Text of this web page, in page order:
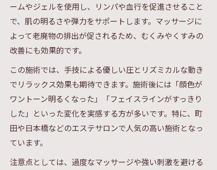
ームやジェルを使用し、リンパや血行を促進させること
で、肌の明るさや弾力をサポートします。マッサージに
よって老廃物の排出が促されるため、むくみやくすみの
改善にも効果的です。
この施術では、手技による優しい圧とリズミカルな動き
でリラックス効果も期待できます。施術後には「顔色が
ワントーン明るくなった」「フェイスラインがすっきり
した」といった変化を実感する方が多いです。特に、町
田や日本橋などのエステサロンで人気の高い施術となっ
ています。
注意点としては、過度なマッサージや強い刺激を避ける